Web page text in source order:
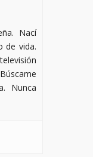
Nací
de vida.
Nunca